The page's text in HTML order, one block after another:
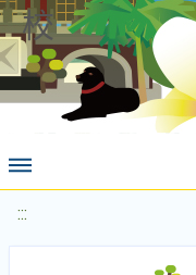
校
:::